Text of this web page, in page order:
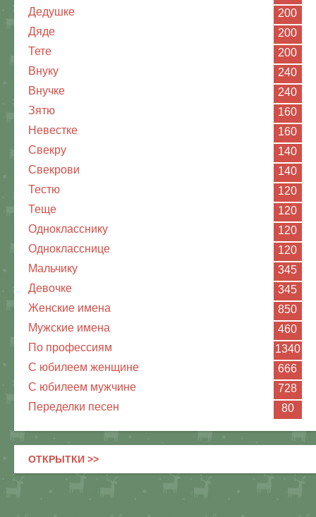
Дедушке
200
Дяде
200
Тете
200
Внуку
240
Внучке
240
Зятю
160
Невестке
160
Свекру
140
Свекрови
140
Тестю
120
Теще
120
Однокласснику
120
Однокласснице
120
Мальчику
345
Девочке
345
Женские имена
850
Мужские имена
460
По профессиям
1340
С юбилеем женщине
666
С юбилеем мужчине
728
Переделки песен
80
ОТКРЫТКИ >>